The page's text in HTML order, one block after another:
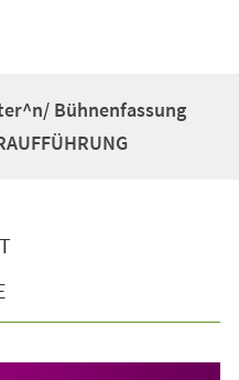
Bühnenfassung